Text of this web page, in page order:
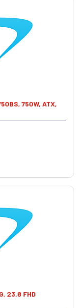
750W, ATX,
23.8 FHD